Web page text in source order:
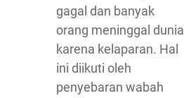
gagal dan banyak
orang meninggal dunia
karena kelaparan. Hal
ini diikuti oleh
penyebaran wabah